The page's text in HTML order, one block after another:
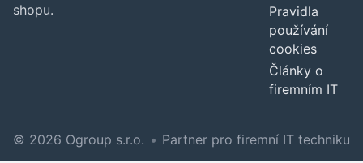
shopu.
Pravidla
používání
cookies
Články o
firemním IT
© 2026 Ogroup s.r.o. • Partner pro firemní IT techniku